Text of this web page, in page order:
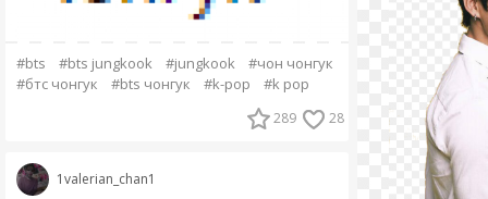
#bts #bts jungkook #jungkook
#чон чонгук
#бтс чонгук
#bts чонгук #k-pop #k pop
289 28
1valerian_chan1